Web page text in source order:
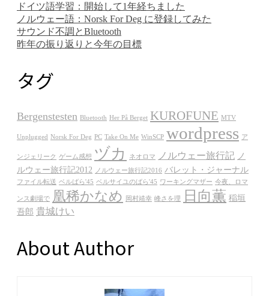
ドイツ語学習：開始して1年経ちました
ノルウェー語：Norsk For Deg に登録してみた
サウンド不調とBluetooth
昨年の振り返りと今年の目標
タグ
Bergenstesten Bluetooth Her På Berget KUROFUNE MTV
Unplugged Norsk For Deg PC Take On Me WinSCP wordpress ア
ンジェリーク ゲーム感想 ヅカ ネオロマ ノルウェー旅行記 ノ
ルウェー旅行記2012
ノルウェー旅行記2016 バレット・ジャーナル
ファイル転送 ベルばら'45 ベルサイユのばら'45 ワーキングマザー 今夜、ロマ
ンス劇場で 凰稀かなめ 岡村靖幸 峰さを理 日向薫 稲垣
吾郎 貴城けい
About Author